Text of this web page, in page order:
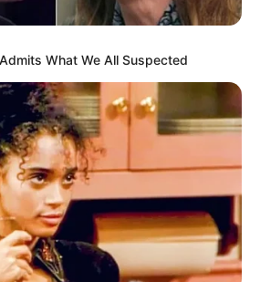
What We All Suspected